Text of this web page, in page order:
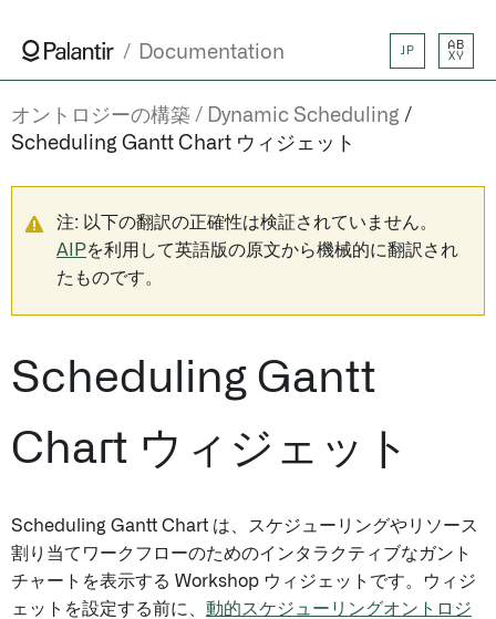
Documentation JP
AB
XY
オントロジーの構築
Dynamic Scheduling
Scheduling Gantt Chart ウィジェット
注: 以下の翻訳の正確性は検証されていません。
AIPを利用して英語版の原文から機械的に翻訳され
たものです。
Scheduling Gantt
Chart ウィジェット
Scheduling Gantt Chart は、スケジューリングやリソース
割り当てワークフローのためのインタラクティブなガント
チャートを表示する Workshop ウィジェットです。ウィジ
ェットを設定する前に、 動的スケジューリングオントロジ